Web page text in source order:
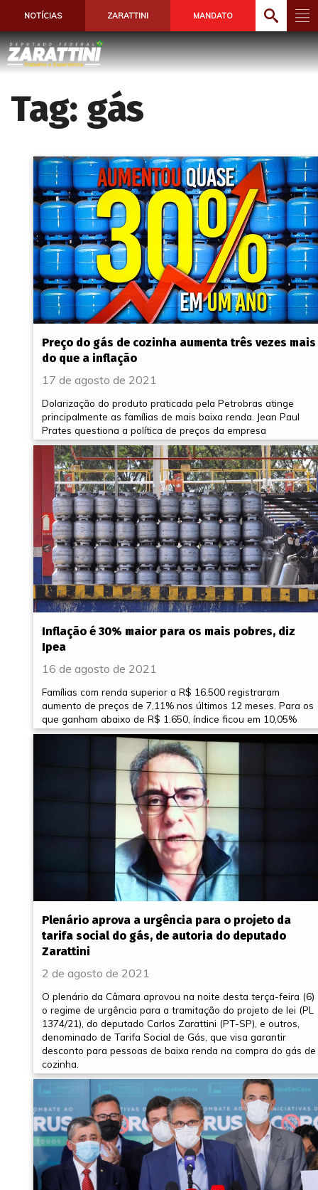
NOTÍCIAS ZARATTINI MANDATO
Tag: gás
Preço do gás de cozinha aumenta três vezes mais
do que a inflação
17 de agosto de 2021
Dolarização do produto praticada pela Petrobras atinge
principalmente as famílias de mais baixa renda. Jean Paul
Prates questiona a política de preços da empresa
Inflação é 30% maior para os mais pobres, diz
Ipea
16 de agosto de 2021
Famílias com renda superior a R$ 16.500 registraram
aumento de preços de 7,11% nos últimos 12 meses. Para os
que ganham abaixo de R$ 1.650, índice ficou em 10,05%
Plenário aprova a urgência para o projeto da
tarifa social do gás, de autoria do deputado
Zarattini
2 de agosto de 2021
O plenário da Câmara aprovou na noite desta terça-feira (6)
o regime de urgência para a tramitação do projeto de lei (PL
1374/21), do deputado Carlos Zarattini (PT-SP), e outros,
denominado de Tarifa Social de Gás, que visa garantir
desconto para pessoas de baixa renda na compra do gás de
cozinha.